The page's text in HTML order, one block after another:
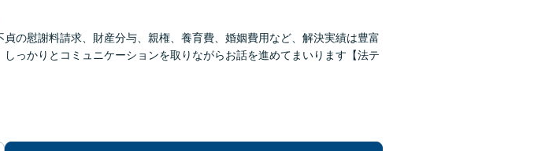
貞の慰謝料請求、財産分与、親権、養育費、婚姻費用など、解決実績は豊富
っかりとコミュニケーションを取りながらお話を進めてまいります【法テ